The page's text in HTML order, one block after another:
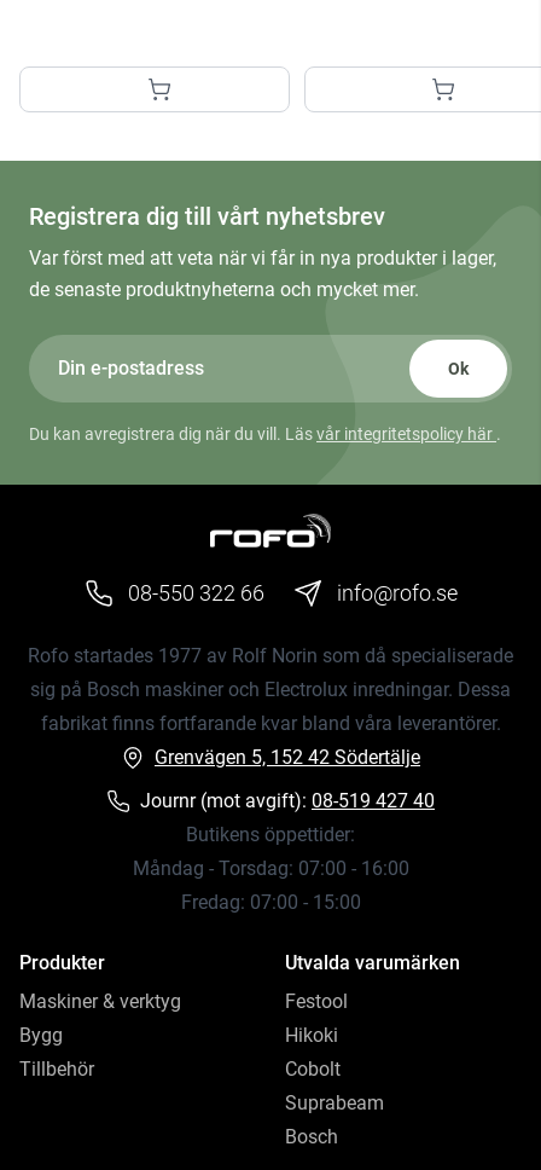
Registrera dig till vårt nyhetsbrev
Var först med att veta när vi får in nya produkter i lager,
de senaste produktnyheterna och mycket mer.
Ok
Du kan avregistrera dig när du vill. Läsvår integritetspolicy här .
08-550 322 66 info@rofo.se
Rofo startades 1977 av Rolf Norin som då specialiserade
sig på Bosch maskiner och Electrolux inredningar. Dessa
fabrikat finns fortfarande kvar bland våra leverantörer.
Grenvägen 5, 152 42 Södertälje
Journr (mot avgift): 08-519 427 40
Butikens öppettider:
Måndag - Torsdag: 07:00 - 16:00
Fredag: 07:00 - 15:00
Produkter
Maskiner & verktyg
Bygg
Tillbehör
Utvalda varumärken
Festool
Hikoki
Cobolt
Suprabeam
Bosch